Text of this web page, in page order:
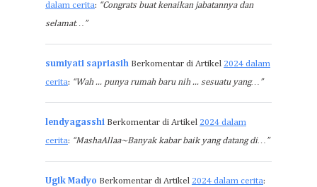
dalam cerita: “Congrats buat kenaikan jabatannya dan
selamat…”
sumiyati sapriasih Berkomentar di Artikel 2024 dalam
cerita: “Wah ... punya rumah baru nih ... sesuatu yang…”
lendyagasshi Berkomentar di Artikel 2024 dalam
cerita: “MashaAllaa~Banyak kabar baik yang datang di…”
Ugik Madyo Berkomentar di Artikel 2024 dalam cerita: